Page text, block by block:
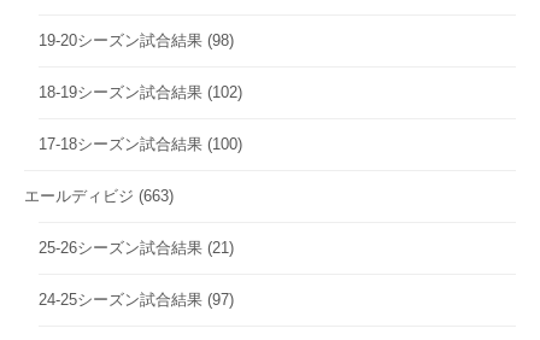
19-20シーズン試合結果 (98)
18-19シーズン試合結果 (102)
17-18シーズン試合結果 (100)
エールディビジ (663)
25-26シーズン試合結果 (21)
24-25シーズン試合結果 (97)